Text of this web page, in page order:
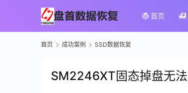
首页
首页 成功案例 SSD数据恢复
SM2246XT固态掉盘无